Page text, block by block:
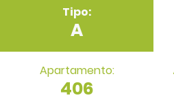
Tipo:
A
Apartamento:
406